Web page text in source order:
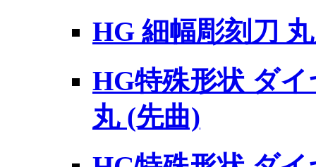
HG 細幅彫刻刀
HG特殊形状 ダ
丸 (先曲)